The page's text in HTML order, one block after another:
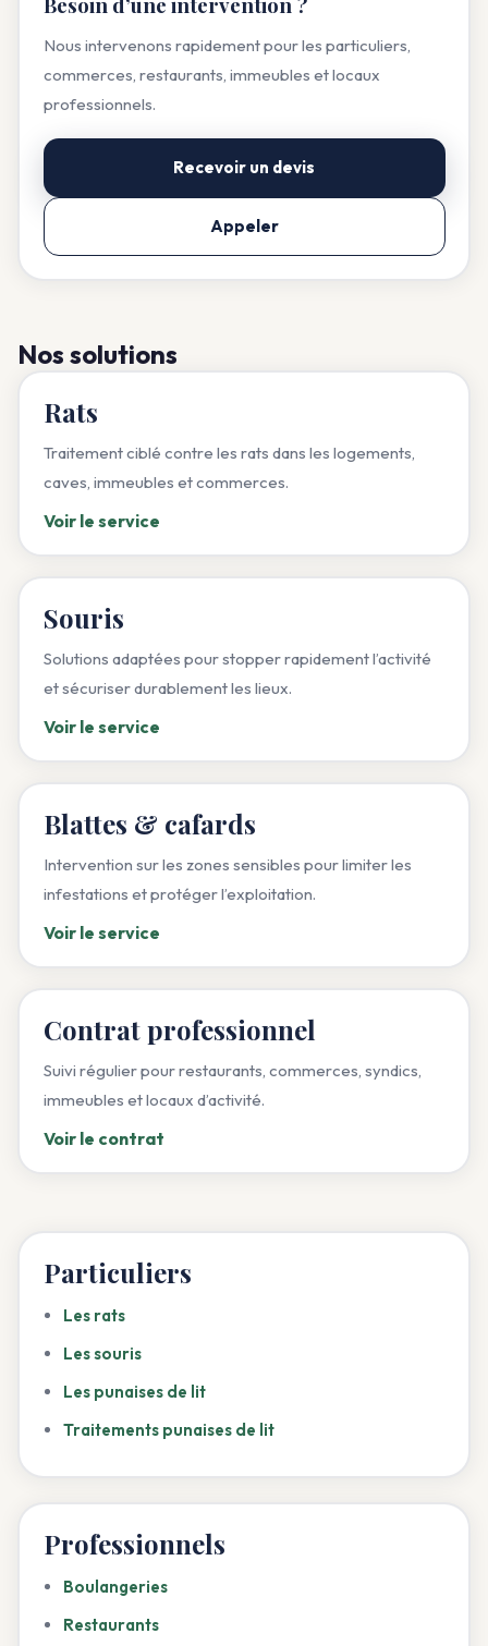
Nous intervenons rapidement pour les particuliers,
commerces, restaurants, immeubles et locaux
professionnels.
Recevoir un devis
Appeler
Nos solutions
Rats
Traitement ciblé contre les rats dans les logements,
caves, immeubles et commerces.
Voir le service
Souris
Solutions adaptées pour stopper rapidement l’activité
et sécuriser durablement les lieux.
Voir le service
Blattes & cafards
Intervention sur les zones sensibles pour limiter les
infestations et protéger l’exploitation.
Voir le service
Contrat professionnel
Suivi régulier pour restaurants, commerces, syndics,
immeubles et locaux d’activité.
Voir le contrat
Particuliers
Les rats
Les souris
Les punaises de lit
Traitements punaises de lit
Professionnels
Boulangeries
Restaurants